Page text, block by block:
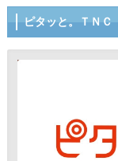
ピタッと。ＴＮＣ